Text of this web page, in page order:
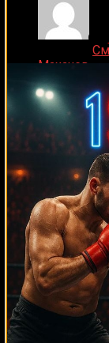
Махачев
Случайные
Пит Радемахер
Дэйви Монтана
Филипс
Айк
Бёрд Ноэ
Частин Томми
Андрей Климов
Консепсьон
ЭллисДжо
Аленкар Чарльз
Рокки Пепели Боб
Джон Монтес
Кинтана
👉